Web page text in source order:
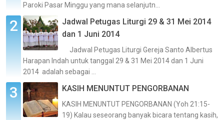
Paroki Pasar Minggu yang mana selanjutn...
Jadwal Petugas Liturgi 29 & 31 Mei 2014
dan 1 Juni 2014
Jadwal Petugas Liturgi Gereja Santo Albertus
Harapan Indah untuk tanggal 29 & 31 Mei 2014 dan 1 Juni
2014 adalah sebagai ...
KASIH MENUNTUT PENGORBANAN
KASIH MENUNTUT PENGORBANAN (Yoh 21:15-
19) Kalau seseorang banyak bicara tentang kasih,